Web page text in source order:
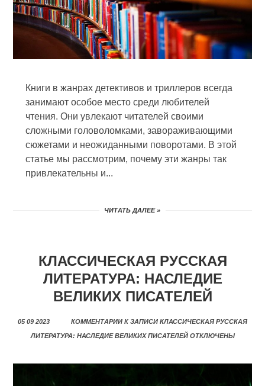
Книги в жанрах детективов и триллеров всегда
занимают особое место среди любителей
чтения. Они увлекают читателей своими
сложными головоломками, завораживающими
сюжетами и неожиданными поворотами. В этой
статье мы рассмотрим, почему эти жанры так
привлекательны и...
ЧИТАТЬ ДАЛЕЕ »
КЛАССИЧЕСКАЯ РУССКАЯ
ЛИТЕРАТУРА: НАСЛЕДИЕ
ВЕЛИКИХ ПИСАТЕЛЕЙ
05 09 2023 КОММЕНТАРИИ К ЗАПИСИ КЛАССИЧЕСКАЯ РУССКАЯ
ЛИТЕРАТУРА: НАСЛЕДИЕ ВЕЛИКИХ ПИСАТЕЛЕЙОТКЛЮЧЕНЫ